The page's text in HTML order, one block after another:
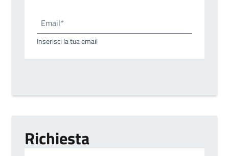
Email*
Inserisci la tua email
Richiesta